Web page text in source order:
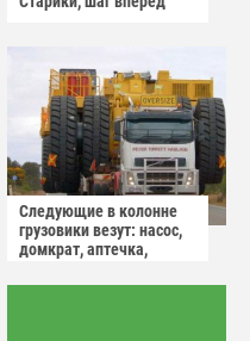
Следующие в колонне
грузовики везут: насос,
домкрат, аптечка,